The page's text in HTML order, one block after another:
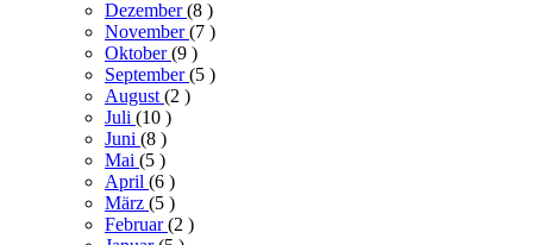
Dezember(8 )
November(7 )
Oktober(9 )
September(5 )
August(2 )
Juli (10 )
Juni (8 )
Mai (5 )
April (6 )
März (5 )
Februar(2 )